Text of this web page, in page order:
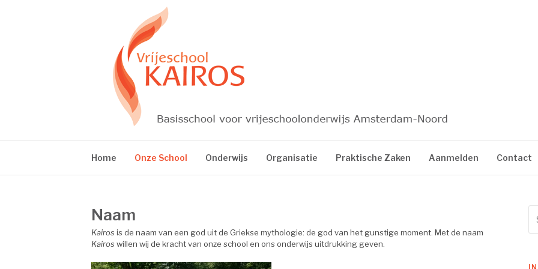
VRIJESCHOOL KAIROS
Home Onze School Onderwijs Organisatie Praktische Zaken Aanmelden Contact
Naam
Kairos is de naam van een god uit de Griekse mythologie: de god van het gunstige moment. Met de naam
Kairos willen wij de kracht van onze school en ons onderwijs uitdrukking geven.